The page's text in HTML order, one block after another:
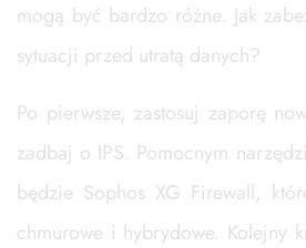
mogą być bardzo różne. Jak
sytuacji przed utratą danych?
Po pierwsze, zastosuj zaporę
zadbaj o IPS. Pomocnym
będzie Sophos XG Firewall,
chmurowe i hybrydowe. Kolejny